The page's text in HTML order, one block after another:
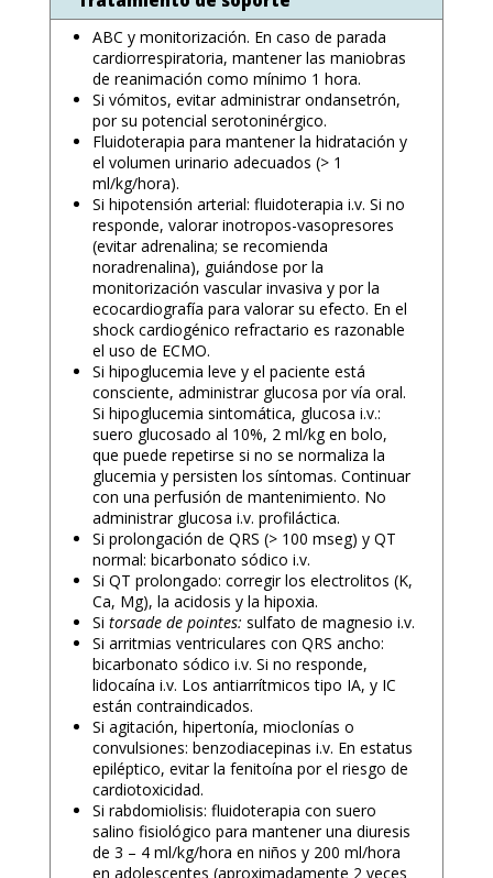
ABC y monitorización. En caso de parada
cardiorrespiratoria, mantener las maniobras
de reanimación como mínimo 1 hora.
Si vómitos, evitar administrar ondansetrón,
por su potencial serotoninérgico.
Fluidoterapia para mantener la hidratación y
el volumen urinario adecuados (> 1
ml/kg/hora).
Si hipotensión arterial: fluidoterapia i.v. Si no
responde, valorar inotropos-vasopresores
(evitar adrenalina; se recomienda
noradrenalina), guiándose por la
monitorización vascular invasiva y por la
ecocardiografía para valorar su efecto. En el
shock cardiogénico refractario es razonable
el uso de ECMO.
Si hipoglucemia leve y el paciente está
consciente, administrar glucosa por vía oral.
Si hipoglucemia sintomática, glucosa i.v.:
suero glucosado al 10%, 2 ml/kg en bolo,
que puede repetirse si no se normaliza la
glucemia y persisten los síntomas. Continuar
con una perfusión de mantenimiento. No
administrar glucosa i.v. profiláctica.
Si prolongación de QRS (> 100 mseg) y QT
normal: bicarbonato sódico i.v.
Si QT prolongado: corregir los electrolitos (K,
Ca, Mg), la acidosis y la hipoxia.
Si torsade de pointes: sulfato de magnesio i.v.
Si arritmias ventriculares con QRS ancho:
bicarbonato sódico i.v. Si no responde,
lidocaína i.v. Los antiarrítmicos tipo IA, y IC
están contraindicados.
Si agitación, hipertonía, mioclonías o
convulsiones: benzodiacepinas i.v. En estatus
epiléptico, evitar la fenitoína por el riesgo de
cardiotoxicidad.
Si rabdomiolisis: fluidoterapia con suero
salino fisiológico para mantener una diuresis
de 3 – 4 ml/kg/hora en niños y 200 ml/hora
en adolescentes (aproximadamente 2 veces